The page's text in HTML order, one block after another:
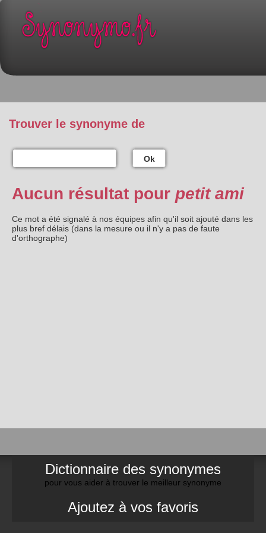
Trouver le synonyme de
Ok
Aucun résultat pour petit ami
Ce mot a été signalé à nos équipes afin qu'il soit ajouté dans les
plus bref délais (dans la mesure ou il n'y a pas de faute
d'orthographe)
Dictionnaire des synonymes
pour vous aider à trouver le meilleur synonyme
Ajoutez à vos favoris